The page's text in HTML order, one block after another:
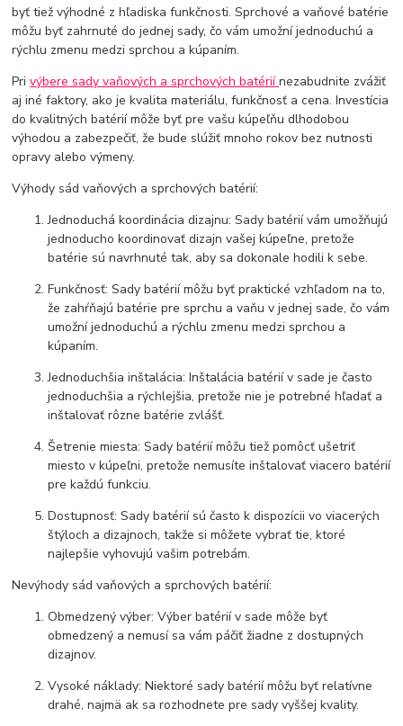
byť tiež výhodné z hľadiska funkčnosti. Sprchové a vaňové batérie
môžu byť zahrnuté do jednej sady, čo vám umožní jednoduchú a
rýchlu zmenu medzi sprchou a kúpaním.
Privýbere sady vaňových a sprchových batériínezabudnite zvážiť
aj iné faktory, ako je kvalita materiálu, funkčnosť a cena. Investícia
do kvalitných batérií môže byť pre vašu kúpeľňu dlhodobou
výhodou a zabezpečiť, že bude slúžiť mnoho rokov bez nutnosti
opravy alebo výmeny.
Výhody sád vaňových a sprchových batérií:
Jednoduchá koordinácia dizajnu: Sady batérií vám umožňujú
jednoducho koordinovať dizajn vašej kúpeľne, pretože
batérie sú navrhnuté tak, aby sa dokonale hodili k sebe.
Funkčnosť: Sady batérií môžu byť praktické vzhľadom na to,
že zahŕňajú batérie pre sprchu a vaňu v jednej sade, čo vám
umožní jednoduchú a rýchlu zmenu medzi sprchou a
kúpaním.
Jednoduchšia inštalácia: Inštalácia batérií v sade je často
jednoduchšia a rýchlejšia, pretože nie je potrebné hľadať a
inštalovať rôzne batérie zvlášť.
Šetrenie miesta: Sady batérií môžu tiež pomôcť ušetriť
miesto v kúpeľni, pretože nemusíte inštalovať viacero batérií
pre každú funkciu.
Dostupnosť: Sady batérií sú často k dispozícii vo viacerých
štýloch a dizajnoch, takže si môžete vybrať tie, ktoré
najlepšie vyhovujú vašim potrebám.
Nevýhody sád vaňových a sprchových batérií:
Obmedzený výber: Výber batérií v sade môže byť
obmedzený a nemusí sa vám páčiť žiadne z dostupných
dizajnov.
Vysoké náklady: Niektoré sady batérií môžu byť relatívne
drahé, najmä ak sa rozhodnete pre sady vyššej kvality.